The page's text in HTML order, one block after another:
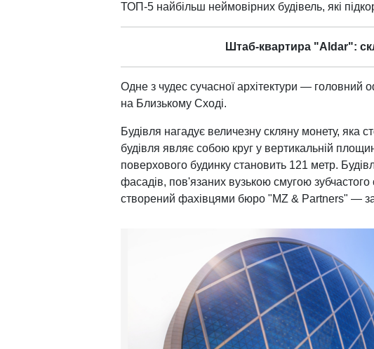
ТОП-5 найбільш неймовірних будівель, які
Штаб-квартира "Aldar":
Одне з чудес сучасної архітектури — головний
на Близькому Сході.
Будівля нагадує величезну скляну монету, яка
будівля являє собою круг у вертикальній
поверхового будинку становить 121 метр.
фасадів, пов'язаних вузькою смугою
створений фахівцями бюро "MZ & Partners" —